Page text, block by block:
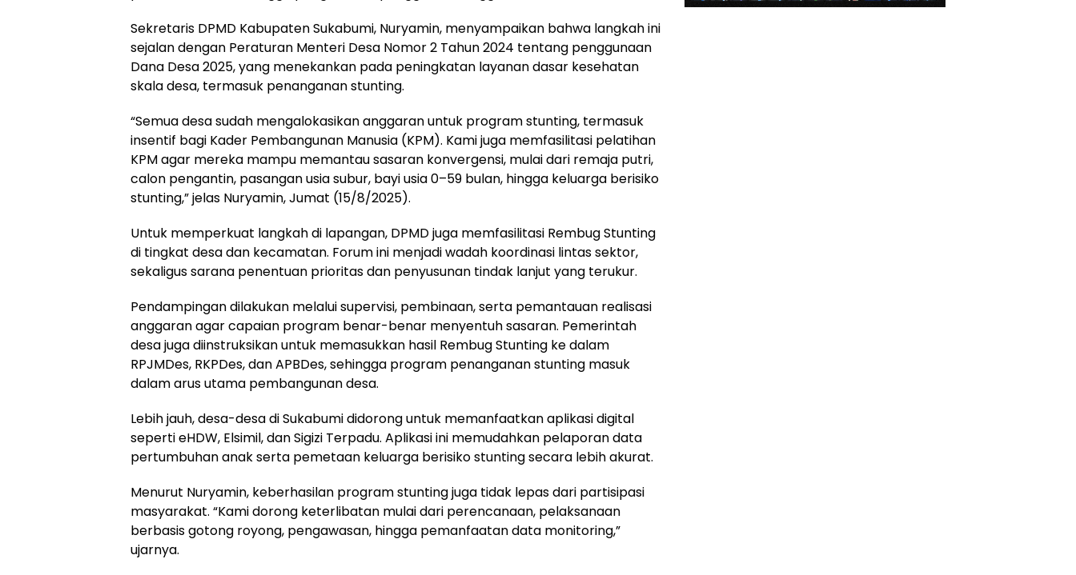
Sekretaris DPMD Kabupaten Sukabumi, Nuryamin, menyampaikan bahwa langkah ini
sejalan dengan Peraturan Menteri Desa Nomor 2 Tahun 2024 tentang penggunaan
Dana Desa 2025, yang menekankan pada peningkatan layanan dasar kesehatan
skala desa, termasuk penanganan stunting.
“Semua desa sudah mengalokasikan anggaran untuk program stunting, termasuk
insentif bagi Kader Pembangunan Manusia (KPM). Kami juga memfasilitasi pelatihan
KPM agar mereka mampu memantau sasaran konvergensi, mulai dari remaja putri,
calon pengantin, pasangan usia subur, bayi usia 0–59 bulan, hingga keluarga berisiko
stunting,” jelas Nuryamin, Jumat (15/8/2025).
Untuk memperkuat langkah di lapangan, DPMD juga memfasilitasi Rembug Stunting
di tingkat desa dan kecamatan. Forum ini menjadi wadah koordinasi lintas sektor,
sekaligus sarana penentuan prioritas dan penyusunan tindak lanjut yang terukur.
Pendampingan dilakukan melalui supervisi, pembinaan, serta pemantauan realisasi
anggaran agar capaian program benar-benar menyentuh sasaran. Pemerintah
desa juga diinstruksikan untuk memasukkan hasil Rembug Stunting ke dalam
RPJMDes, RKPDes, dan APBDes, sehingga program penanganan stunting masuk
dalam arus utama pembangunan desa.
Lebih jauh, desa-desa di Sukabumi didorong untuk memanfaatkan aplikasi digital
seperti eHDW, Elsimil, dan Sigizi Terpadu. Aplikasi ini memudahkan pelaporan data
pertumbuhan anak serta pemetaan keluarga berisiko stunting secara lebih akurat.
Menurut Nuryamin, keberhasilan program stunting juga tidak lepas dari partisipasi
masyarakat. “Kami dorong keterlibatan mulai dari perencanaan, pelaksanaan
berbasis gotong royong, pengawasan, hingga pemanfaatan data monitoring,”
ujarnya.